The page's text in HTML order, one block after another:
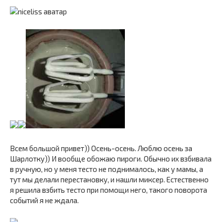
Всем большой привет)) Осень-осень. Люблю осень за
Шарлотку)) И вообще обожаю пироги. Обычно их взбивала
в ручную, но у меня тесто не поднималось, как у мамы, а
тут мы делали перестановку, и нашли миксер. Естественно
я решила взбить тесто при помощи него, такого поворота
событий я не ждала.